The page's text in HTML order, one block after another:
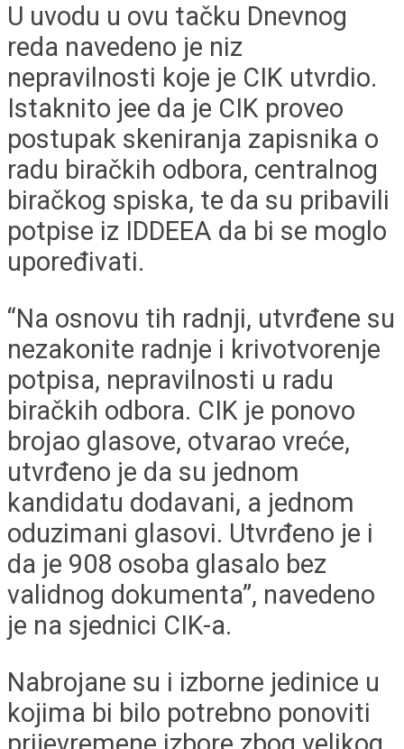
U uvodu u ovu tačku Dnevnog
reda navedeno je niz
nepravilnosti koje je CIK utvrdio.
Istaknito jee da je CIK proveo
postupak skeniranja zapisnika o
radu biračkih odbora, centralnog
biračkog spiska, te da su pribavili
potpise iz IDDEEA da bi se moglo
upoređivati.
“Na osnovu tih radnji, utvrđene su
nezakonite radnje i krivotvorenje
potpisa, nepravilnosti u radu
biračkih odbora. CIK je ponovo
brojao glasove, otvarao vreće,
utvrđeno je da su jednom
kandidatu dodavani, a jednom
oduzimani glasovi. Utvrđeno je i
da je 908 osoba glasalo bez
validnog dokumenta”, navedeno
je na sjednici CIK-a.
Nabrojane su i izborne jedinice u
kojima bi bilo potrebno ponoviti